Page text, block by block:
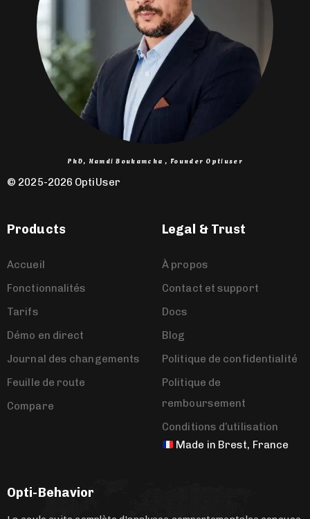
PhD, Hamdi Boukamcha , Founder Optiuser
© 2025-2026 OptiUser ​
Products
Accueil
Fonctionnalités
Tarifs
Démo en direct
Journal des changements
Feuille de route
Compare
Legal & Trust
À propos
Contact et support
Docs
Blog
Politique de confidentialité
Politique de
remboursement
Conditions d’utilisation
Made in Brest, France
Opti-Behavior